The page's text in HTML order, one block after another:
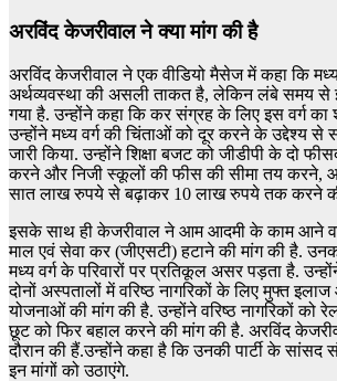
अरविंद केजरीवाल ने क्या मांग की है
अरविंद केजरीवाल ने एक वीडियो मैसेज में कहा कि
अर्थव्यवस्था की असली ताकत है, लेकिन लंबे समय से
गया है. उन्होंने कहा कि कर संग्रह के लिए इस वर्ग का
उन्होंने मध्य वर्ग की चिंताओं को दूर करने के उद्देश्य से
जारी किया. उन्होंने शिक्षा बजट को जीडीपी के दो
करने और निजी स्कूलों की फीस की सीमा तय करने,
सात लाख रुपये से बढ़ाकर 10 लाख रुपये तक करने की
इसके साथ ही केजरीवाल ने आम आदमी के काम आने
माल एवं सेवा कर (जीएसटी) हटाने की मांग की है.
मध्य वर्ग के परिवारों पर प्रतिकूल असर पड़ता है.
दोनों अस्पतालों में वरिष्ठ नागरिकों के लिए मुफ्त
योजनाओं की मांग की है. उन्होंने वरिष्ठ नागरिकों को
छूट को फिर बहाल करने की मांग की है. अरविंद
दौरान की हैं.उन्होंने कहा है कि उनकी पार्टी के
इन मांगों को उठाएंगे.